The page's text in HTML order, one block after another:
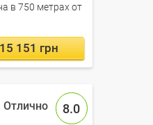
в 750 метрах от
151 грн
8.0